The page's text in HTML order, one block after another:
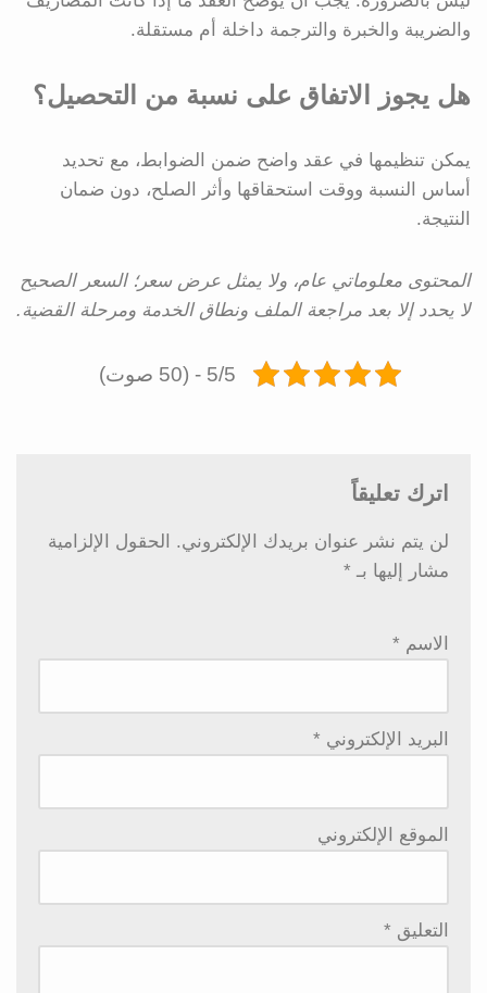
والضريبة والخبرة والترجمة داخلة أم مستقلة.
هل يجوز الاتفاق على نسبة من التحصيل؟
يمكن تنظيمها في عقد واضح ضمن الضوابط، مع تحديد
أساس النسبة ووقت استحقاقها وأثر الصلح، دون ضمان
النتيجة.
المحتوى معلوماتي عام، ولا يمثل عرض سعر؛ السعر الصحيح
لا يحدد إلا بعد مراجعة الملف ونطاق الخدمة ومرحلة القضية.
5/5 - (50 صوت)
اترك تعليقاً
لن يتم نشر عنوان بريدك الإلكتروني.
الحقول الإلزامية
مشار إليها بـ *
الاسم *
البريد الإلكتروني *
الموقع الإلكتروني
التعليق *